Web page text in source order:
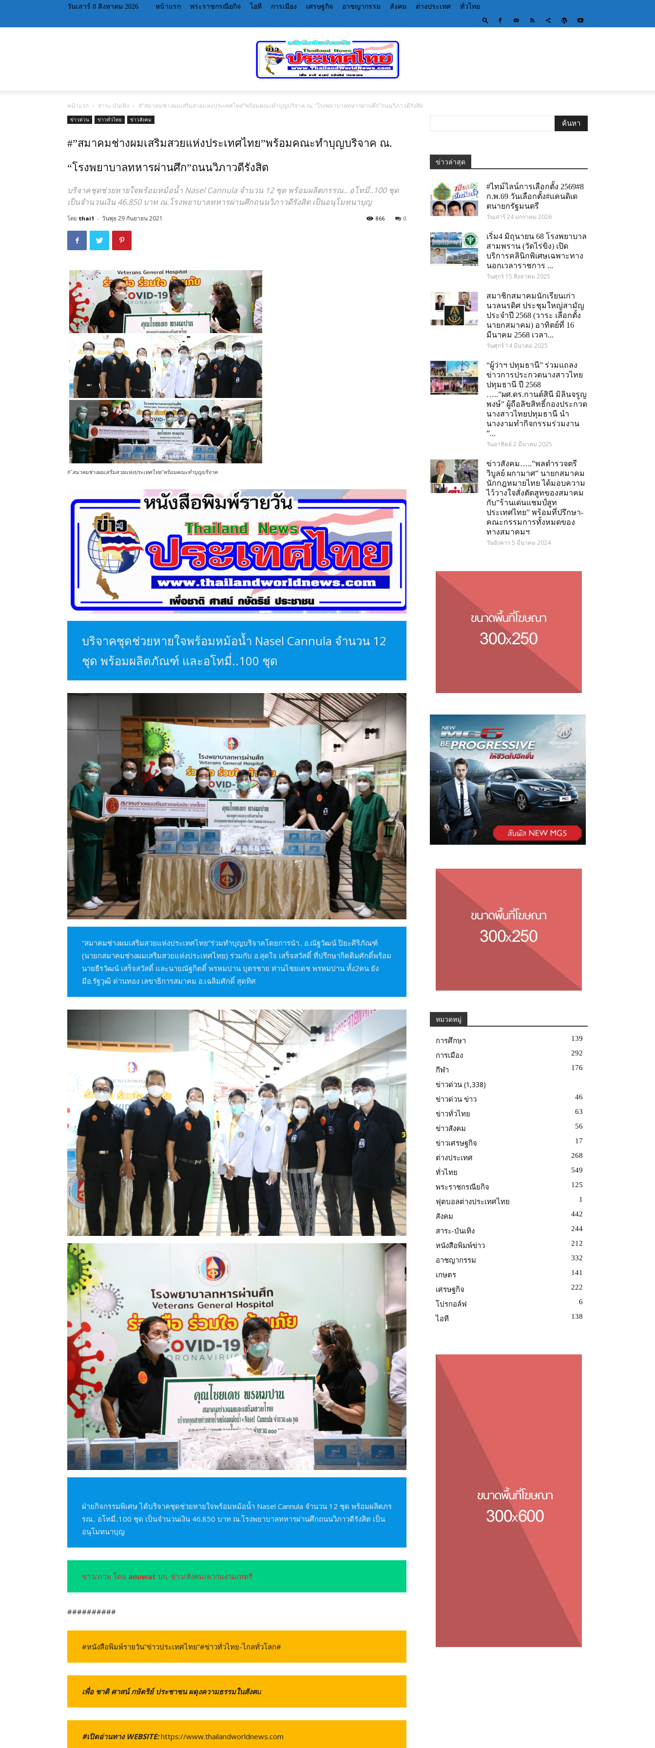
วันเสาร์ 8 สิงหาคม 2026 หน้าแรก พระราชกรณียกิจ ไอที การเมือง เศรษฐกิจ อาชญากรรม สังคม ต่างประเทศ ทั่วไทย
หน้าแรก สาระ-บันเทิง #”สมาคมช่างผมเสริมสวยแห่งประเทศไทย”พร้อมคณะทำบุญบริจาค ณ. “โรงพยาบาลทหารผ่านศึก”ถนนวิภาวดีรังสิต
ข่าวด่วน ข่าวทั่วไทย ข่าวสังคม
#”สมาคมช่างผมเสริมสวยแห่งประเทศไทย”พร้อมคณะทำบุญบริจาค ณ.
“โรงพยาบาลทหารผ่านศึก”ถนนวิภาวดีรังสิต
บริจาคชุดช่วยหายใจพร้อมหม้อน้ำ Nasel Cannula จำนวน 12 ชุด พร้อมผลิตภรรณ.. อโทมี่..100 ชุด
เป็นจำนวนเงิน 46.850 บาท ณ.โรงพยาบาลทหารผ่านศึกถนนวิภาวดีรังสิต เป็นอนุโมทนาบุญ
โดย thai1 - วันพุธ 29 กันยายน 2021 0
866
#"สมาคมช่างผมเสริมสวยแห่งประเทศไทย"พร้อมคณะทำบุญบริจาค
บริจาคชุดช่วยหายใจพร้อมหม้อน้ำ Nasel Cannula จำนวน 12
ชุด พร้อมผลิตภัณฑ์ และอโทมี่..100 ชุด
“สมาคมช่างผมเสริมสวยแห่งประเทศไทย”ร่วมทำบุญบริจาคโดยการนำ.. อ.ณัฐวัฒน์ ปิยะศิริภัณฑ์
(นายกสมาคมช่างผมเสริมสวยแห่งประเทศไทย) ร่วมกับ อ.สุดใจ เสร็จสวัสดิ์ ที่ปรึกษากิตติมศักดิ์พร้อม
นายธีรวัฒน์ เสร็จสวัสดิ์ และนายณัฐกิตติ์ พรหมปาน บุตรชาย ท่านไชยเดช พรหมปาน ทั้ง2คน ยัง
มีอ.รัฐวุฒิ ด่านทอง เลขาธิการสมาคม อ.เฉลิมศักดิ์ สุดทิศ
ฝ่ายกิจกรรมพิเศษ ได้บริจาคชุดช่วยหายใจพร้อมหม้อน้ำ Nasel Cannula จำนวน 12 ชุด พร้อมผลิตภร
รณ.. อโทมี่..100 ชุด เป็นจำนวนเงิน 46.850 บาท ณ.โรงพยาบาลทหารผ่านศึกถนนวิภาวดีรังสิต เป็น
อนุโมทนาบุญ
ข่าว/ภาพ โดย anuwat บก. ข่าว/สังคม/ความงาม/สตรี
##########
#หนังสือพิมพ์รายวัน”ข่าวประเทศไทย”#ข่าวทั่วไทย-ไกลทั่วโลก#
เพื่อ ชาติ ศาสน์ กษัตริย์ ประชาชน ผดุงความธรรมในสังคม
#เปิดอ่านทาง WEBSITE:https://www.thailandworldnews.com
ข่าวล่าสุด
#ไทม์ไลน์การเลือกตั้ง 2569#8
ก.พ.69 วันเลือกตั้ง#แคนดิเด
ตนายกรัฐมนตรี
วันเสาร์ 24 มกราคม 2026
เริ่ม4 มิถุนายน 68 โรงพยาบาล
สามพราน (วัดไร่ขิง) เปิด
บริการคลินิกพิเศษเฉพาะทาง
นอกเวลาราชการ ...
วันศุกร์ 15 สิงหาคม 2025
สมาชิกสมาคมนักเรียนเก่า
นวลนรดิศ ประชุมใหญ่สามัญ
ประจำปี 2568 (วาระ เลือกตั้ง
นายกสมาคม) อาทิตย์ที่ 16
มีนาคม 2568 เวลา...
วันศุกร์ 14 มีนาคม 2025
“ผู้ว่าฯ ปทุมธานี” ร่วมแถลง
ข่าวการประกวดนางสาวไทย
ปทุมธานี ปี 2568
…..”ผศ.ดร.กานต์สินี มิลินจรูญ
พงษ์” ผู้ถือลิขสิทธิ์กองประกวด
นางสาวไทยปทุมธานี นำ
นางงามทำกิจกรรมร่วมงาน
”...
วันอาทิตย์ 2 มีนาคม 2025
ข่าวสังคม…..”พลตำรวจตรี
วิบูลย์ ผกามาศ” นายกสมาคม
นักกฎหมายไทย ได้มอบความ
ไว้วางใจสั่งตัดสูทของสมาคม
กับ”ร้านเด่นแชมป์สูท
ประเทศไทย” พร้อมที่ปรึกษา-
คณะกรรมการทั้งหมดของ
ทางสมาคมฯ
วันอังคาร 5 มีนาคม 2024
หมวดหมู่
การศึกษา 139
การเมือง 292
กีฬา 176
ข่าวด่วน (1,338)
ข่าวด่วน ข่าว 46
ข่าวทั่วไทย 63
ข่าวสังคม 56
ข่าวเศรษฐกิจ 17
ต่างประเทศ 268
ทั่วไทย 549
พระราชกรณียกิจ 125
ฟุตบอลต่างประเทศไทย 1
สังคม 442
สาระ-บันเทิง 244
หนังสือพิมพ์ข่าว 212
อาชญากรรม 332
เกษตร 141
เศรษฐกิจ 222
โปรกอล์ฟ 6
ไอที 138